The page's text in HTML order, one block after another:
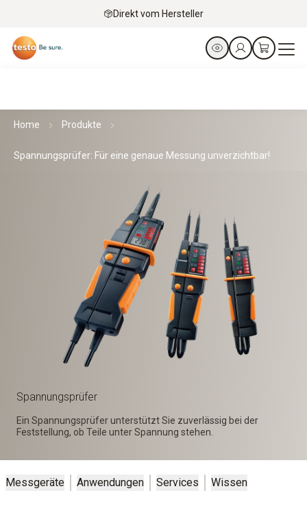
Direkt vom Hersteller
Home Produkte
Spannungsprüfer: Für eine genaue Messung unverzichtbar!
Spannungsprüfer
Ein Spannungsprüfer unterstützt Sie zuverlässig bei der
Feststellung, ob Teile unter Spannung stehen.
Messgeräte Anwendungen Services Wissen